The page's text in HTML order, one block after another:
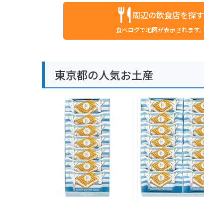
周辺の飲食店を探す
食べログで地図が表示されます。
東京都の人気お土産